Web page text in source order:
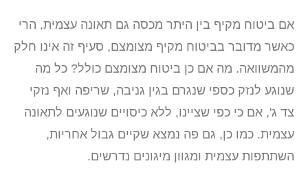
אם ביטוח מקיף בין היתר מכסה גם תאונה עצמית, הרי
כאשר מדובר בביטוח מקיף מצומצם, סעיף זה אינו חלק
מהמשוואה. מה אם כן ביטוח מצומצם כולל? כל מה
שנוגע לנזק כספי שנגרם בגין גניבה, שריפה ואף נזקי
צד ג', אם כי כפי שציינו, ללא כיסויים שנוגעים לתאונה
עצמית. כמו כן, גם פה נמצא שקיים גבול אחריות,
השתתפות עצמית ומגוון מיגונים נדרשים.